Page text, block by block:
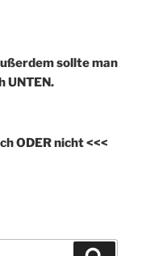
sollte man
UNTEN.
ODER nicht <<<